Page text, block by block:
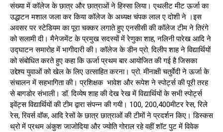
संख्या में कॉलेज के छात्र और छात्राओं ने हिस्सा लिया। एथलीट मीट ऊर्जा का
उद्धाटन मशाल जला कर किया कॉलेज के अध्यक्ष चंपक लाल ए दोशी ने ।इस
अवसर पर स्टेडियम का पूरा चक्कर लगाते हुए एनसीसी की कॉलेज टीम ने तिरंगे
को सलामी दी। मैनेजमेंट के प्रमुख सदस्यों में रेणुका शाह, नलिनी पारेख आदि ने
उद्घाटन समारोह में भागीदारी की। कॉलेज के डीन प्रो. दिलीप शाह ने विद्यार्थियों
को संबोधित करते हुए कहा कि ऊर्जा प्रथम बार आयोजित की गई है जिसका
उद्देश्य युवाओं को खेल के लिए उत्साहित करना। प्रो. मीनाक्षी चतुर्वेदी ने ऊर्जा के
संचालन में सहभागिता की। प्रशिक्षक भावेश और रूपेश ने स्पोर्ट्स की पूरी तरह
से बागडोर संभाली। डॉ. दिव्येष शाह की देख रेख में विद्यार्थियों के सभी स्पोर्ट्स
इवेंट्स विद्यार्थियों की टीम द्वारा संपन्न की गयी। 100, 200,400मीटर रेस, रिले
रेस, रिवर्स वॉक, आदि रेसों के छात्र छात्राओं की टीमों ने प्रदर्शन किए। डिस्कस
थ्रो में प्रथम अंकुश जाजोदिया और ज्योति गोराल रहे वहीं शॉट पुट में विवेक